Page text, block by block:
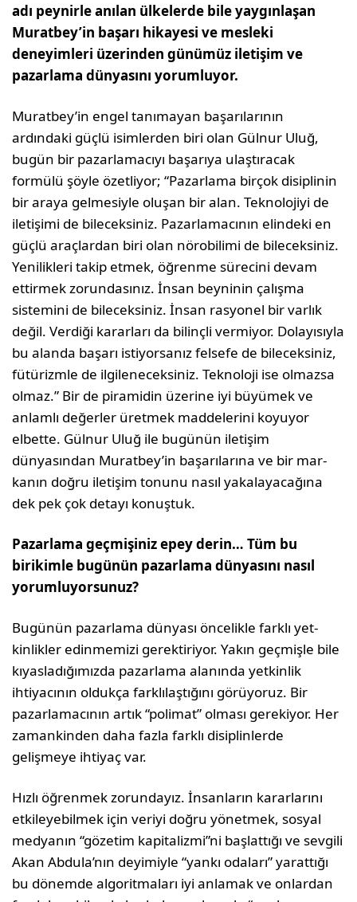
adı peynirle anılan ülkelerde bile yaygınlaşan
Muratbey’in başarı hikayesi ve mesleki
deneyimleri üzerinden günümüz iletişim ve
pazarlama dünyasını yorumluyor.
Muratbey’in engel tanımayan başa­rılarının
ardındaki güçlü isimler­den biri olan Gülnur Uluğ,
bugün bir pazarlamacıyı başarıya ulaş­tıracak
formülü şöyle özetliyor; “Pazarlama birçok disiplinin
bir araya gelmesiyle oluşan bir alan. Teknolojiyi de
iletişimi de bilecek­siniz. Pazarlamacının elindeki en
güçlü araçlar­dan biri olan nörobilimi de bileceksiniz.
Yenilikle­ri takip etmek, öğrenme sürecini devam
ettirmek zorundasınız. İnsan beyninin çalışma
sistemini de bileceksiniz. İnsan rasyonel bir varlık
değil. Verdiği kararları da bilinçli vermiyor. Dolayısıyla
bu alanda başarı istiyorsanız felsefe de bileceksi­niz,
fütürizmle de ilgileneceksiniz. Teknoloji ise olmazsa
olmaz.” Bir de piramidin üzerine iyi bü­yümek ve
anlamlı değerler üretmek maddelerini koyuyor
elbette. Gülnur Uluğ ile bugünün iletişim
dünyasından Muratbey’in başarılarına ve bir mar­
kanın doğru iletişim tonunu nasıl yakalayacağına
dek pek çok detayı konuştuk.
Pazarlama geçmişiniz epey derin… Tüm bu
birikimle bugünün pazarlama dünyasını nasıl
yorumluyorsunuz?
Bugünün pazarlama dünyası öncelikle farklı yet­
kinlikler edinmemizi gerektiriyor. Yakın geçmişle bile
kıyasladığımızda pazarlama alanında yetkin­lik
ihtiyacının oldukça farklılaştığını görüyoruz. Bir
pazarlamacının artık “polimat” olması gereki­yor. Her
zamankinden daha fazla farklı disiplin­lerde
gelişmeye ihtiyaç var.
Hızlı öğrenmek zorundayız. İnsanların kararlarını
etkileyebilmek için veriyi doğru yönetmek, sosyal
medyanın “gözetim kapitalizmi”ni başlattığı ve sevgili
Akan Abdula’nın deyimiyle “yankı odaları” yarattığı
bu dönemde algoritmaları iyi anlamak ve onlardan